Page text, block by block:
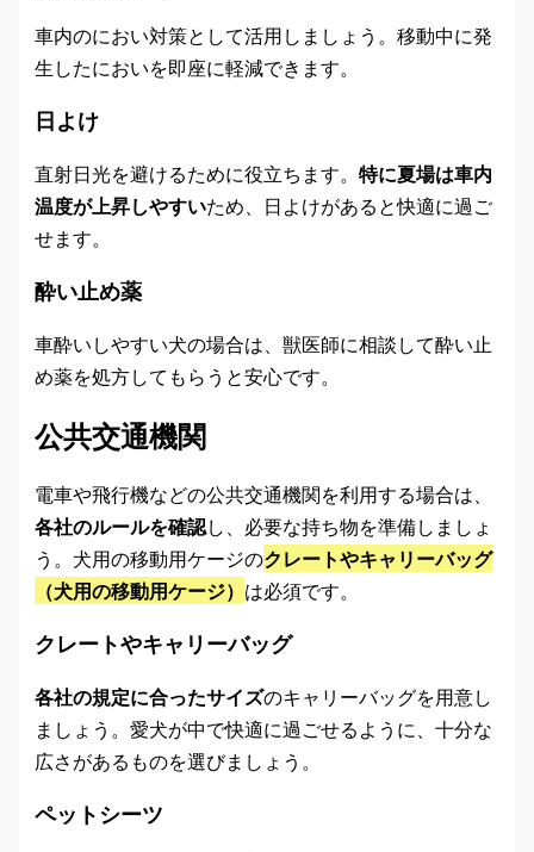
車内のにおい対策として活用しましょう。移動中に発
生したにおいを即座に軽減できます。
日よけ
直射日光を避けるために役立ちます。 特に夏場は車内
温度が上昇しやすいため、日よけがあると快適に過ご
せます。
酔い止め薬
車酔いしやすい犬の場合は、獣医師に相談して酔い止
め薬を処方してもらうと安心です。
公共交通機関
電車や飛行機などの公共交通機関を利用する場合は、
各社のルールを確認し、必要な持ち物を準備しましょ
う。犬用の移動用ケージのクレートやキャリーバッグ
（犬用の移動用ケージ） は必須です。
クレートやキャリーバッグ
各社の規定に合ったサイズのキャリーバッグを用意し
ましょう。愛犬が中で快適に過ごせるように、十分な
広さがあるものを選びましょう。
ペットシーツ